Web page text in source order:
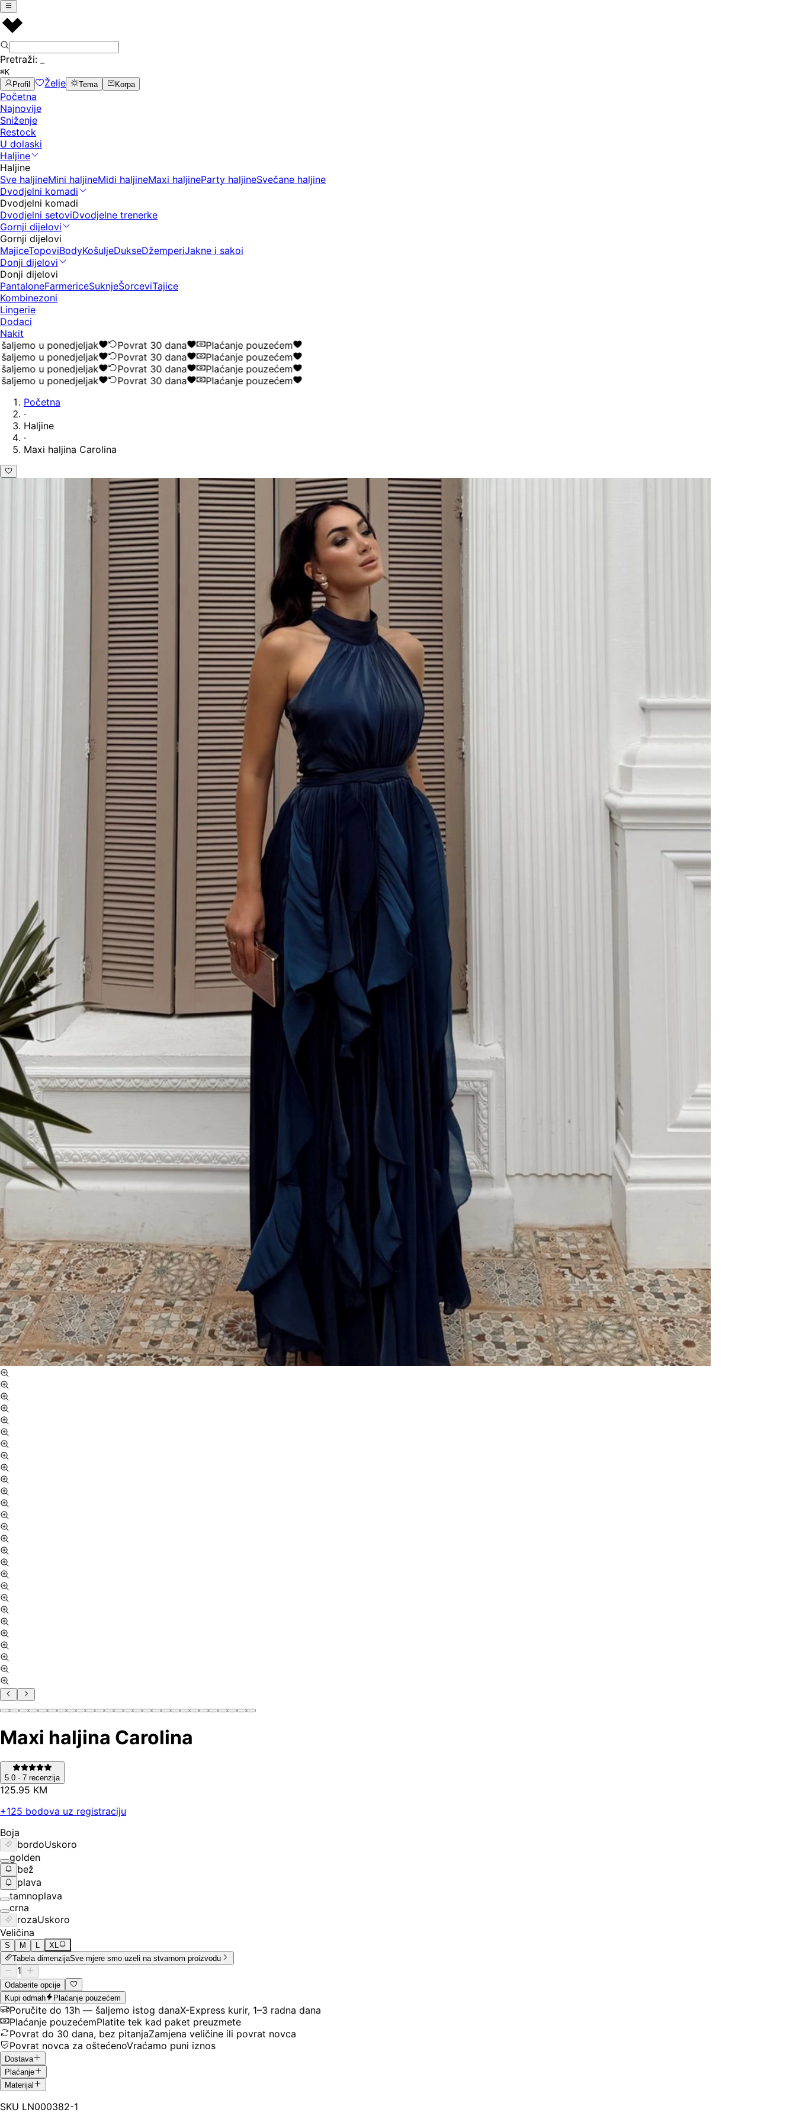
Pretraži:
⌘K
Profil
Želje Tema Korpa
Početna
Najnovije
Sniženje
Restock
U dolaski
Haljine
Haljine
Sve haljineMini haljineMidi haljineMaxi haljineParty haljineSvečane haljine
Dvodjelni komadi
Dvodjelni komadi
Dvodjelni setoviDvodjelne trenerke
Gornji dijelovi
Gornji dijelovi
MajiceTopoviBodyKošuljeDukseDžemperiJakne i sakoi
Donji dijelovi
Donji dijelovi
PantaloneFarmericeSuknjeŠorceviTajice
Kombinezoni
Lingerie
Dodaci
Nakit
u ponedjeljak
Povrat 30 dana
Plaćanje pouzećem
u ponedjeljak
Povrat 30 dana
Plaćanje pouzećem
u ponedjeljak
Povrat 30 dana
Plaćanje pouzećem
u ponedjeljak
Povrat 30 dana
Plaćanje pouzećem
Početna
·
Haljine
·
Maxi haljina Carolina
Maxi haljina Carolina
5.0 · 7 recenzija
125.95 KM
+125 bodova uz registraciju
Boja
bordoUskoro
golden
bež
plava
tamnoplava
crna
rozaUskoro
Veličina
S M L
XL
Tabela dimenzijaSve mjere smo uzeli na stvarnom proizvodu
1
Odaberite opcije
Kupi odmah
Plaćanje pouzećem
Poručite do 13h — šaljemo istog danaX-Express kurir, 1–3 radna dana
Plaćanje pouzećemPlatite tek kad paket preuzmete
Povrat do 30 dana, bez pitanjaZamjena veličine ili povrat novca
Povrat novca za oštećenoVraćamo puni iznos
Dostava
Plaćanje
Materijal
SKU LN000382-1